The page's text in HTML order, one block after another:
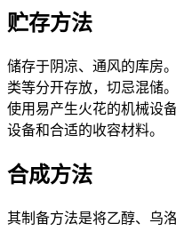
贮存方法
储存于阴凉、通风的库房
类等分开存放，切忌混储
使用易产生火花的机械设
设备和合适的收容材料。
合成方法
其制备方法是将乙醇、乌